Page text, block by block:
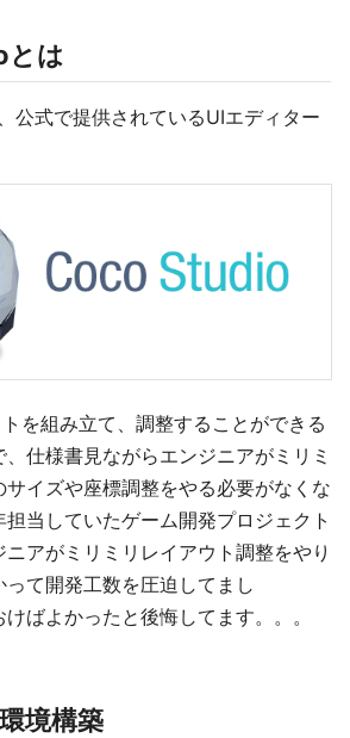
は
公式で提供されているUIエディター
を組み立て、調整することができる
仕様書見ながらエンジニアがミリミ
サイズや座標調整をやる必要がなくな
担当していたゲーム開発プロジェクト
アがミリミリレイアウト調整をやり
って開発工数を圧迫してまし
ばよかったと後悔してます。。。
境構築